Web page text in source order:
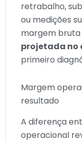
retrabalho,
ou medições
margem
projetada no
primeiro
Margem
resultado
A diferença
operacional